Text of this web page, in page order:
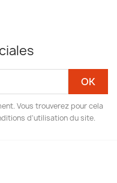
Vous trouverez pour cela
d'utilisation du site.